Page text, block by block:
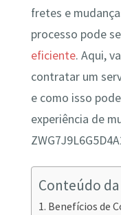
fretes e
processo pode
eficiente. Aqui,
contratar um
e como isso
experiência de
Conteúdo da
Benefícios de